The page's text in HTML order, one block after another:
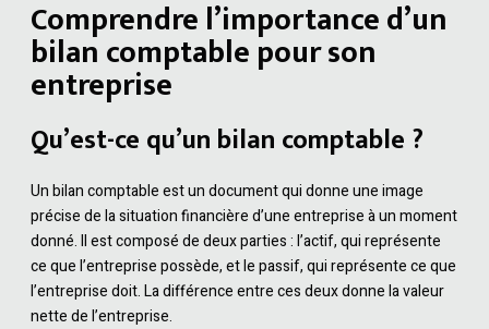
Comprendre l’importance d’un
bilan comptable pour son
entreprise
Qu’est-ce qu’un bilan comptable ?
Un bilan comptable est un document qui donne une image
précise de la situation financière d’une entreprise à un moment
donné. Il est composé de deux parties : l’actif, qui représente
ce que l’entreprise possède, et le passif, qui représente ce que
l’entreprise doit. La différence entre ces deux donne la valeur
nette de l’entreprise.